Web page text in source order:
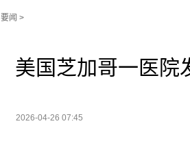
要闻 >
美国芝加哥一医院
2026-04-26 07:45